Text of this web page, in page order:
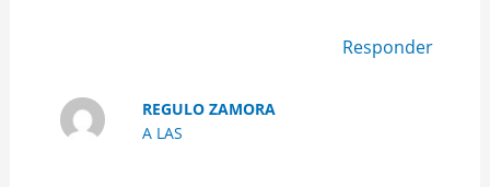
Responder
REGULO ZAMORA
A LAS